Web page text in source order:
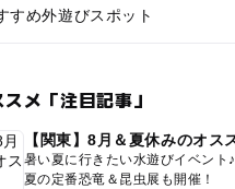
すめ外遊びスポット
メ「注目記事」
【関東】8月＆夏休みのオス
暑い夏に行きたい水遊びイベント♪
夏の定番恐竜＆昆虫展も開催！